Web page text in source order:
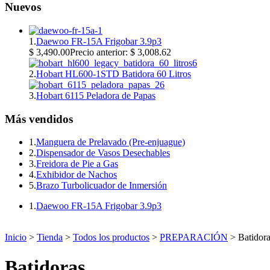
Nuevos
1.Daewoo FR-15A Frigobar 3.9p3
$ 3,490.00Precio anterior: $ 3,008.62
2.Hobart HL600-1STD Batidora 60 Litros
3.Hobart 6115 Peladora de Papas
Más vendidos
1.Manguera de Prelavado (Pre-enjuague)
2.Dispensador de Vasos Desechables
3.Freidora de Pie a Gas
4.Exhibidor de Nachos
5.Brazo Turbolicuador de Inmersión
1.Daewoo FR-15A Frigobar 3.9p3
Inicio > Tienda > Todos los productos > PREPARACIÓN >